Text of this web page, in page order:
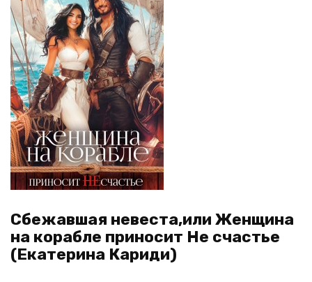
Сбежавшая невеста,или Женщина
на корабле приносит Не счастье
(Екатерина Кариди)